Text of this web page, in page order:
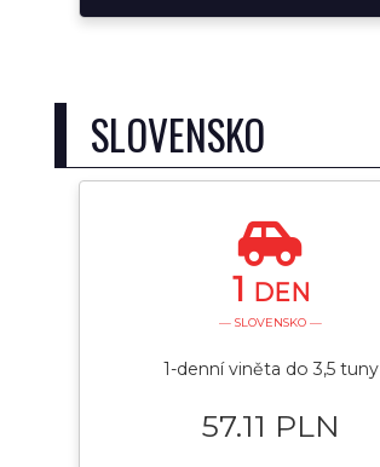
SLOVENSKO
1 DEN
— SLOVENSKO —
1-denní viněta do 3,5 tuny
57.11 PLN